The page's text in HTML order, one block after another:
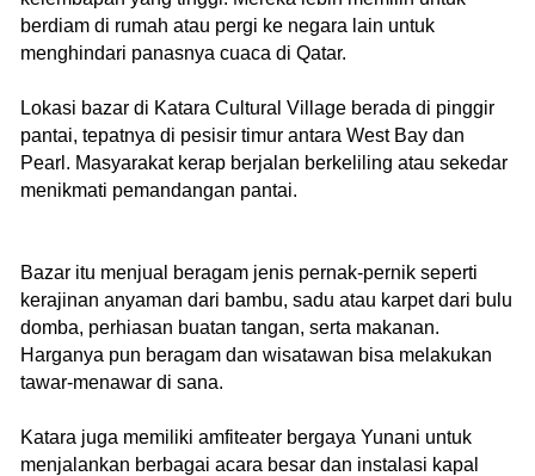
berdiam di rumah atau pergi ke negara lain untuk
menghindari panasnya cuaca di Qatar.
Lokasi bazar di Katara Cultural Village berada di pinggir
pantai, tepatnya di pesisir timur antara West Bay dan
Pearl. Masyarakat kerap berjalan berkeliling atau sekedar
menikmati pemandangan pantai.
Bazar itu menjual beragam jenis pernak-pernik seperti
kerajinan anyaman dari bambu, sadu atau karpet dari bulu
domba, perhiasan buatan tangan, serta makanan.
Harganya pun beragam dan wisatawan bisa melakukan
tawar-menawar di sana.
Katara juga memiliki amfiteater bergaya Yunani untuk
menjalankan berbagai acara besar dan instalasi kapal